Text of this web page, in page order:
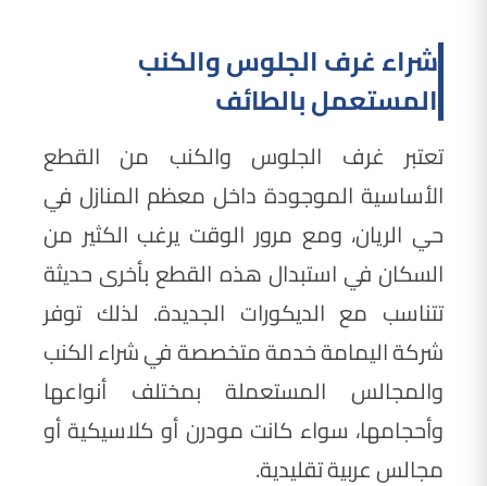
شراء غرف الجلوس والكنب
المستعمل بالطائف
تعتبر غرف الجلوس والكنب من القطع
الأساسية الموجودة داخل معظم المنازل في
حي الريان، ومع مرور الوقت يرغب الكثير من
السكان في استبدال هذه القطع بأخرى حديثة
تتناسب مع الديكورات الجديدة. لذلك توفر
شركة اليمامة خدمة متخصصة في شراء الكنب
والمجالس المستعملة بمختلف أنواعها
وأحجامها، سواء كانت مودرن أو كلاسيكية أو
مجالس عربية تقليدية.